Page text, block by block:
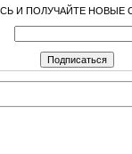
И ПОЛУЧАЙТЕ НОВЫЕ